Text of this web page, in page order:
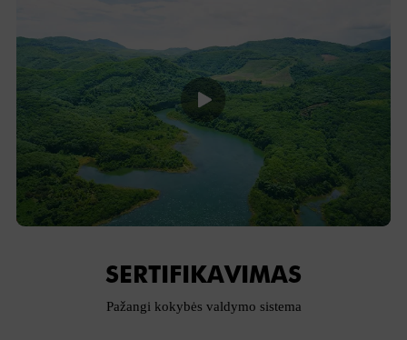
SERTIFIKAVIMAS
Pažangi kokybės valdymo sistema